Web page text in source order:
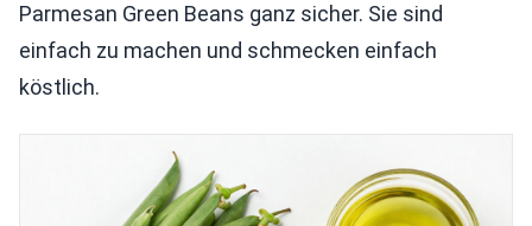
Parmesan Green Beans ganz sicher. Sie sind
einfach zu machen und schmecken einfach
köstlich.